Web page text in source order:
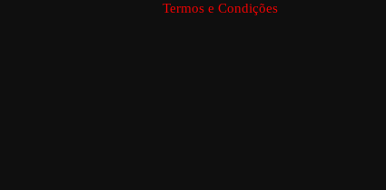
Termos e Condições